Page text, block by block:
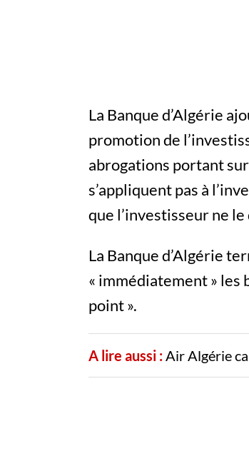
La Banque d’Algérie
promotion de
abrogations portant
s’appliquent pas à
que l’investisseur ne
La Banque d’Algérie
« immédiatement » les
point ».
A lire aussi :Air Algérie